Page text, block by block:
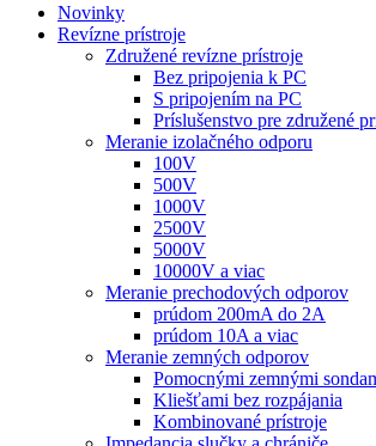
Novinky
Revízne prístroje
Združené revízne prístroje
Bez pripojenia k PC
S pripojením na PC
Príslušenstvo pre združené
Meranie izolačného odporu
100V
500V
1000V
2500V
5000V
10000V a viac
Meranie prechodových odporov
prúdom 200mA do 2A
prúdom 10A a viac
Meranie zemných odporov
Pomocnými zemnými
Kliešťami bez rozpájania
Kombinované prístroje